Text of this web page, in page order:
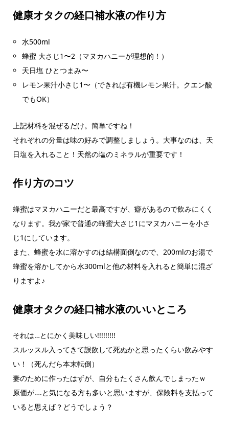
健康オタクの経口補水液の作り方
水500ml
蜂蜜 大さじ1〜2（マヌカハニーが理想的！）
天日塩 ひとつまみ〜
レモン果汁小さじ1〜（できれば有機レモン果汁。クエン酸
でもOK）
上記材料を混ぜるだけ。簡単ですね！
それぞれの分量は味の好みで調整しましょう。大事なのは、天
日塩を入れること！天然の塩のミネラルが重要です！
作り方のコツ
蜂蜜はマヌカハニーだと最高ですが、癖があるので飲みにくく
なります。我が家で普通の蜂蜜大さじ1にマヌカハニーを小さ
じ1にしています。
また、蜂蜜を水に溶かすのは結構面倒なので、200mlのお湯で
蜂蜜を溶かしてから水300mlと他の材料を入れると簡単に混ざ
りますよ♪
健康オタクの経口補水液のいいところ
それは…とにかく美味しい!!!!!!!!!
スルッスル入ってきて誤飲して死ぬかと思ったくらい飲みやす
い！（死んだら本末転倒）
妻のために作ったはずが、自分もたくさん飲んでしまったｗ
原価が….と気になる方も多いと思いますが、保険料を支払って
いると思えば？どうでしょう？